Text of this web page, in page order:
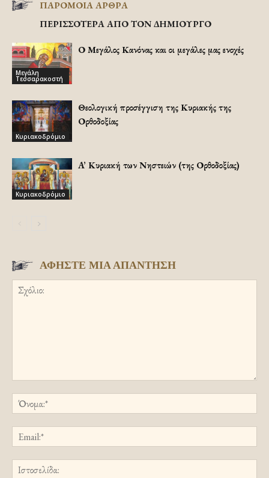
ΠΑΡΟΜΟΙΑ ΑΡΘΡΑ
ΠΕΡΙΣΣΟΤΕΡΑ ΑΠΟ ΤΟΝ ΔΗΜΙΟΥΡΓΟ
Μεγάλη
Τεσσαρακοστή
Ο Μεγάλος Κανόνας και οι μεγάλες μας ενοχές
Κυριακοδρόμιο
Θεολογική προσέγγιση της Κυριακής της
Ορθοδοξίας
Κυριακοδρόμιο
A’ Κυριακή των Νηστειών (της Ορθοδοξίας)
ΑΦΗΣΤΕ ΜΙΑ ΑΠΑΝΤΗΣΗ